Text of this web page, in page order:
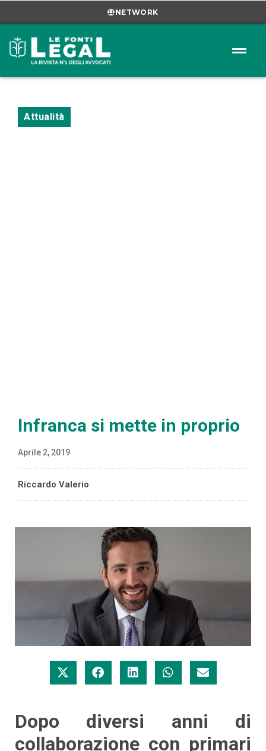
NETWORK
Attualità
Infranca si mette in proprio
Aprile 2, 2019
Riccardo Valerio
Dopo diversi anni di
collaborazione con primari